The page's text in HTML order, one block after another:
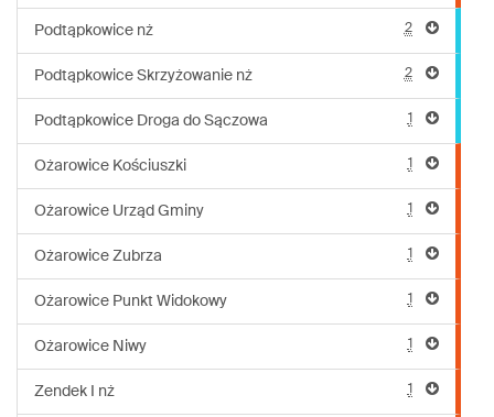
Podtąpkowice nż 2
Podtąpkowice Skrzyżowanie nż 2
Podtąpkowice Droga do Sączowa 1
Ożarowice Kościuszki 1
Ożarowice Urząd Gminy 1
Ożarowice Zubrza 1
Ożarowice Punkt Widokowy 1
Ożarowice Niwy 1
Zendek I nż 1